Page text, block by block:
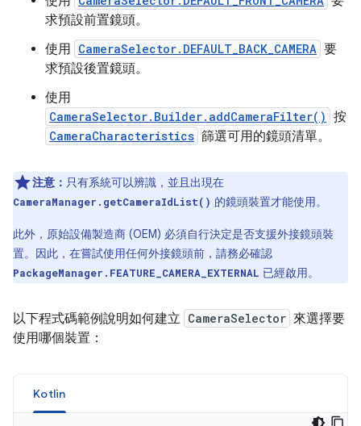
求預設前置鏡頭。
使用 CameraSelector.DEFAULT_BACK_CAMERA 要
求預設後置鏡頭。
使用
CameraSelector.Builder.addCameraFilter() 按
CameraCharacteristics 篩選可用的鏡頭清單。
注意： 只有系統可以辨識，並且出現在
CameraManager.getCameraIdList() 的鏡頭裝置才能使用。
此外，原始設備製造商 (OEM) 必須自行決定是否支援外接鏡頭裝
置。因此，在嘗試使用任何外接鏡頭前，請務必確認
PackageManager.FEATURE_CAMERA_EXTERNAL 已經啟用。
以下程式碼範例說明如何建立 CameraSelector 來選擇要
使用哪個裝置：
Kotlin